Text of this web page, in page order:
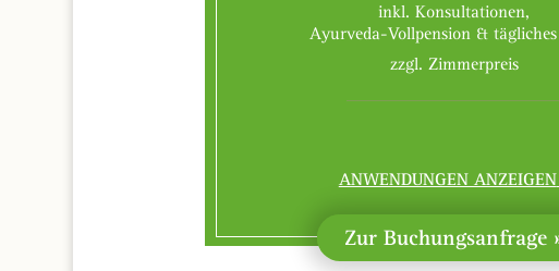
inkl. Konsultationen,
Ayurveda-Vollpension &
zzgl. Zimmerpreis
ANWENDUNGEN ANZEIGEN
Zur Buchungsanfrage